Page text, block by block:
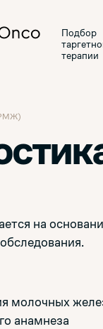
Подбор
терапии
на
молочных
анамнеза